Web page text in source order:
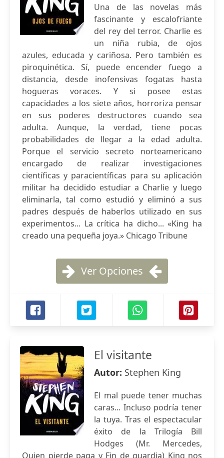
Una de las novelas más
fascinante y escalofriante
del rey del terror. Charlie es
un niña rubia, de ojos
azules, educada y cariñosa. Pero también es
piroquinética. Sí, puede encender fuego a
distancia, desde inofensivas fogatas hasta
hogueras voraces. Y si posee estas
capacidades a los siete años, horroriza pensar
en sus poderes destructores cuando sea
adulta. Aunque, la verdad, tiene pocas
probabilidades de llegar a la edad adulta.
Porque el servicio secreto norteamericano
encargado de realizar investigaciones
científicas y paracientíficas para su aplicación
militar ha decidido estudiar a Charlie y luego
eliminarla, tal como estudió y eliminó a sus
padres después de haberlos utilizado en sus
experimentos... La crítica ha dicho... «King ha
creado una pequeña joya.» Chicago Tribune
Ver Opciones
El visitante
Autor: Stephen King
El mal puede tener muchas
caras... Incluso podría tener
la tuya. Tras el espectacular
éxito de la Trilogía Bill
Hodges (Mr. Mercedes,
Quien pierde paga y Fin de guardia) King nos